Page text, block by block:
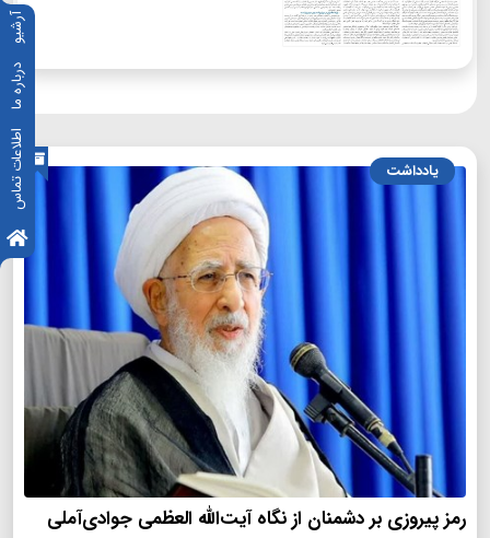
آرشیو
درباره ما
اطلاعات تماس یادداشت
رمز پیروزی بر دشمنان از نگاه آیت‌الله العظمی جوادی‌آملی